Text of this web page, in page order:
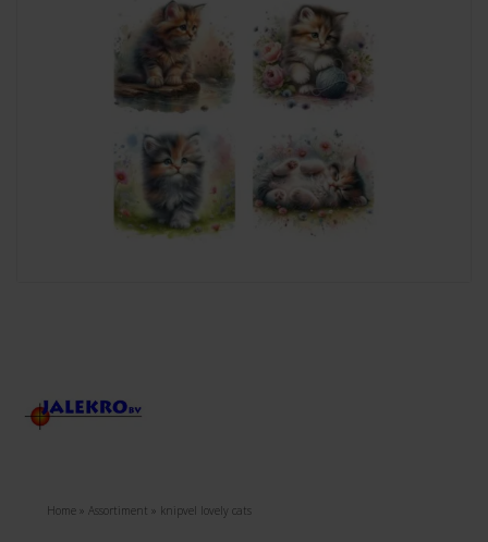
Home » Assortiment » knipvel lovely cats